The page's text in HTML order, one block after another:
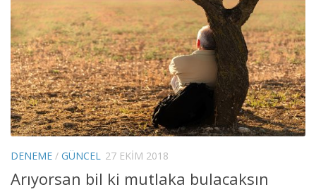
DENEME / GÜNCEL 27 EKIM 2018
Arıyorsan bil ki mutlaka bulacaksın